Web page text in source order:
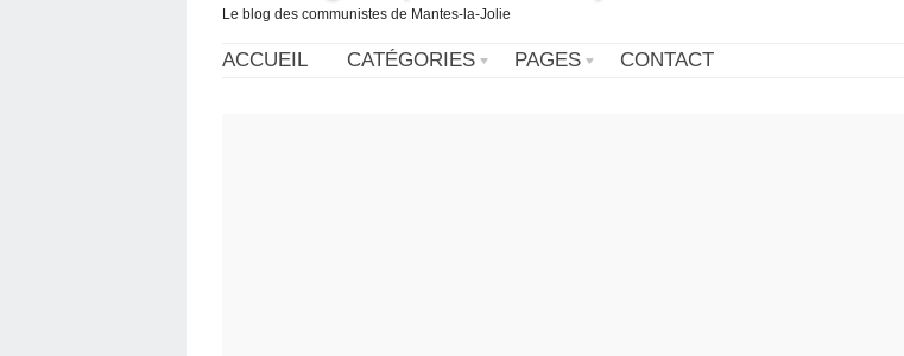
Le blog des communistes de Mantes-la-Jolie
ACCUEIL CATÉGORIES PAGES CONTACT